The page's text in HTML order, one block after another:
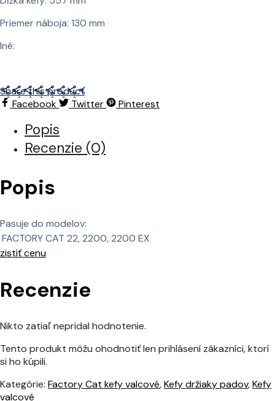
Priemer náboja: 130 mm
Iné:
Share this product
Facebook
Twitter Pinterest
Popis
Recenzie (0)
Popis
Pasuje do modelov:
FACTORY CAT 22, 2200, 2200 EX
zistiť cenu
Recenzie
Nikto zatiaľ nepridal hodnotenie.
Tento produkt môžu ohodnotiť len prihlásení zákazníci, ktorí
si ho kúpili.
Kategórie: Factory Cat kefy valcové,Kefy držiaky padov,Kefy
valcové